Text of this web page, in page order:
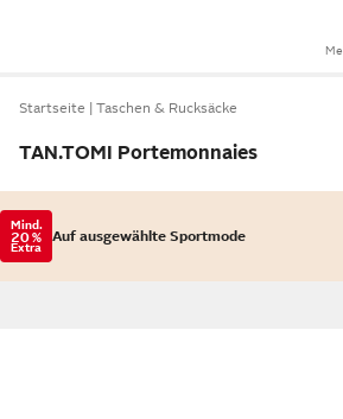
Startseite Taschen & Rucksäcke
TAN.TOMI Portemonnaies
Mind.
20 %
Extra
Auf ausgewählte Sportmode